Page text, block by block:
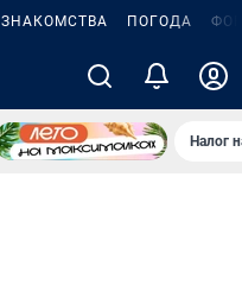
ЗНАКОМСТВА ПОГОДА
Налог